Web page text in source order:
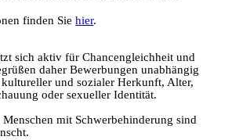
finden Sie hier.
sich aktiv für Chancengleichheit und
daher Bewerbungen unabhängig
und sozialer Herkunft, Alter,
oder sexueller Identität.
mit Schwerbehinderung sind